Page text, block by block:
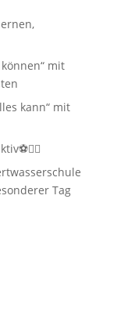
mit
kann“ mit
Tag